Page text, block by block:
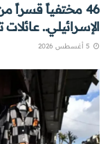
46 مختفياً قسراً
الإسرائيلي..